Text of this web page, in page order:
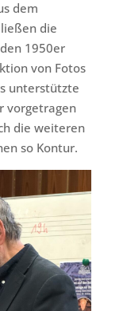
dem
ließen die
1950er
von Fotos
unterstützte
vorgetragen
die weiteren
so Kontur.